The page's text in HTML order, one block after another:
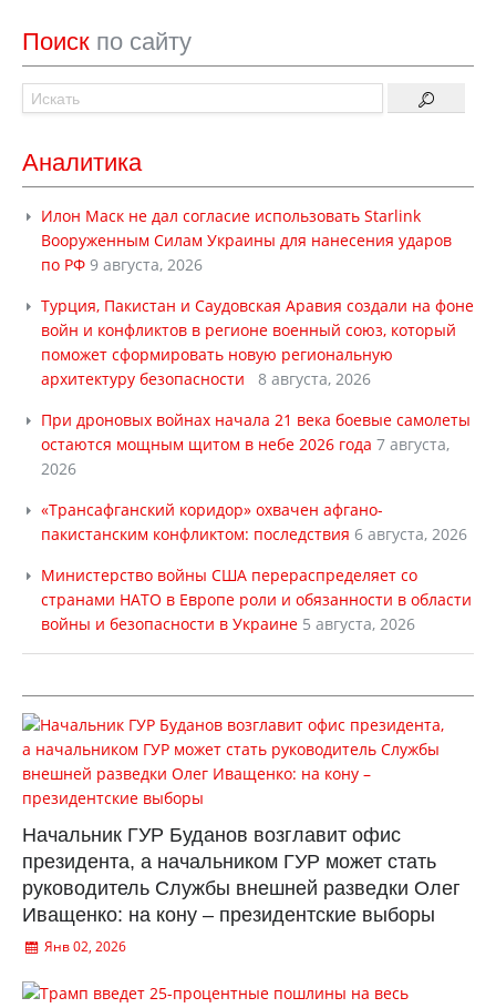
Поиск по сайту
Аналитика
Илон Маск не дал согласие использовать Starlink
Вооруженным Силам Украины для нанесения ударов
по РФ 9 августа, 2026
Турция, Пакистан и Саудовская Аравия создали на фоне
войн и конфликтов в регионе военный союз, который
поможет сформировать новую региональную
архитектуру безопасности
8 августа, 2026
При дроновых войнах начала 21 века боевые самолеты
остаются мощным щитом в небе 2026 года 7 августа,
2026
«Трансафганский коридор» охвачен афгано-
пакистанским конфликтом: последствия 6 августа, 2026
Министерство войны США перераспределяет со
странами НАТО в Европе роли и обязанности в области
войны и безопасности в Украине 5 августа, 2026
Начальник ГУР Буданов возглавит офис
президента, а начальником ГУР может стать
руководитель Службы внешней разведки Олег
Иващенко: на кону – президентские выборы
Янв 02, 2026